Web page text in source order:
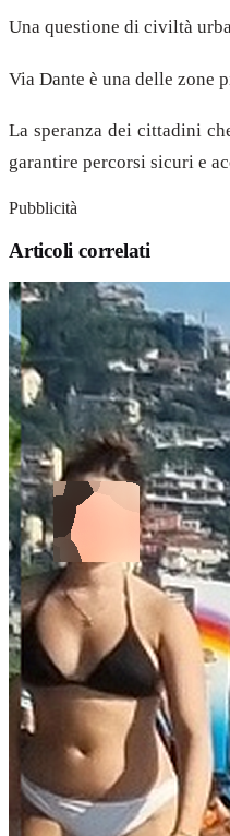
Una questione di civiltà
Via Dante è una delle zone
La speranza dei cittadini
garantire percorsi sicuri e
Pubblicità
Articoli correlati